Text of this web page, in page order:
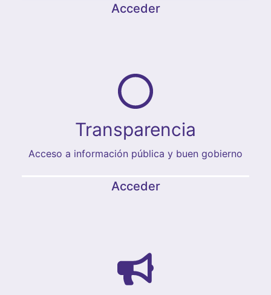
Acceder
Transparencia
Acceso a información pública y buen gobierno
Acceder